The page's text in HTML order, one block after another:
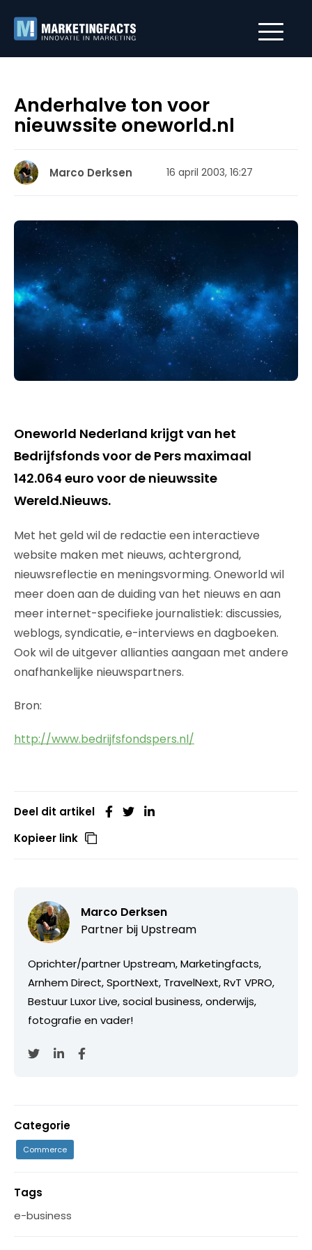
Anderhalve ton voor
nieuwssite oneworld.nl
Marco Derksen 16 april 2003, 16:27
Oneworld Nederland krijgt van het
Bedrijfsfonds voor de Pers maximaal
142.064 euro voor de nieuwssite
Wereld.Nieuws.
Met het geld wil de redactie een interactieve
website maken met nieuws, achtergrond,
nieuwsreflectie en meningsvorming. Oneworld wil
meer doen aan de duiding van het nieuws en aan
meer internet-specifieke journalistiek: discussies,
weblogs, syndicatie, e-interviews en dagboeken.
Ook wil de uitgever allianties aangaan met andere
onafhankelijke nieuwspartners.
Bron:
http://www.bedrijfsfondspers.nl/
Deel dit artikel
Kopieer link
Marco Derksen
Partner bij Upstream
Oprichter/partner Upstream, Marketingfacts,
Arnhem Direct, SportNext, TravelNext, RvT VPRO,
Bestuur Luxor Live, social business, onderwijs,
fotografie en vader!
Categorie
Commerce
Tags
e-business